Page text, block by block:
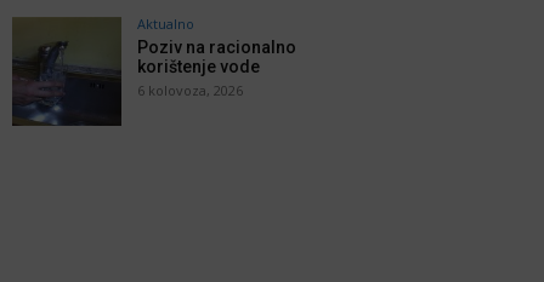
Aktualno
Poziv na racionalno
korištenje vode
6 kolovoza, 2026